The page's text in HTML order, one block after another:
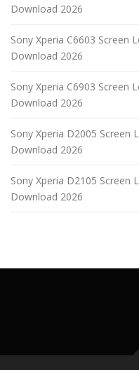
Download 2026
Sony Xperia C6603 Screen
Download 2026
Sony Xperia C6903 Screen
Download 2026
Sony Xperia D2005 Screen
Download 2026
Sony Xperia D2105 Screen
Download 2026